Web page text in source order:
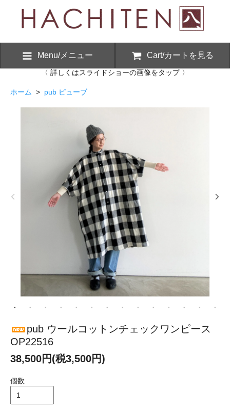
Menu/メニュー Cart/カートを見る
〈 詳しくはスライドショーの画像をタップ 〉
ホーム > pub ピューブ
pub ウールコットンチェックワンピース
OP22516
38,500円(税3,500円)
個数